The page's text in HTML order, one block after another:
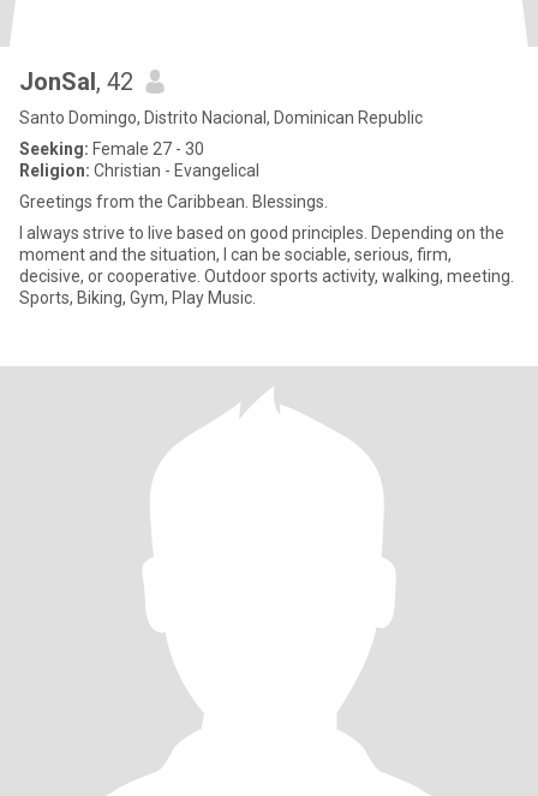
JonSal, 42
Santo Domingo, Distrito Nacional, Dominican Republic
Seeking: Female 27 - 30
Religion: Christian - Evangelical
Greetings from the Caribbean. Blessings.
I always strive to live based on good principles. Depending on the
moment and the situation, I can be sociable, serious, firm,
decisive, or cooperative. Outdoor sports activity, walking, meeting.
Sports, Biking, Gym, Play Music.